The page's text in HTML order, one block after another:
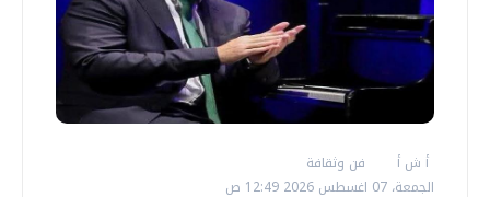
أ ش أ
فن وثقافة
الجمعة، 07 اغسطس 2026 12:49 ص